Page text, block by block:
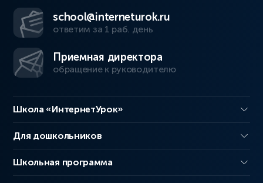
school@interneturok.ru
ответим за 1 раб. день
Приемная директора
обращение к руководителю
Школа «ИнтернетУрок»
Для дошкольников
Школьная программа